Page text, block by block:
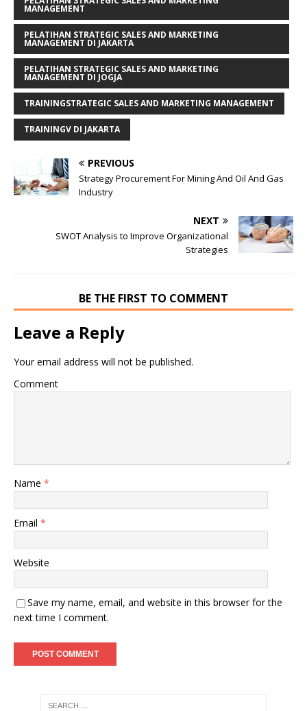
MANAGEMENT
PELATIHAN STRATEGIC SALES AND MARKETING
MANAGEMENT DI JAKARTA
PELATIHAN STRATEGIC SALES AND MARKETING
MANAGEMENT DI JOGJA
TRAININGSTRATEGIC SALES AND MARKETING MANAGEMENT
TRAININGV DI JAKARTA
PREVIOUS
Strategy Procurement For Mining And Oil And Gas
Industry
NEXT
SWOT Analysis to Improve Organizational
Strategies
BE THE FIRST TO COMMENT
Leave a Reply
Your email address will not be published.
Comment
Name *
Email *
Website
Save my name, email, and website in this browser for the
next time I comment.